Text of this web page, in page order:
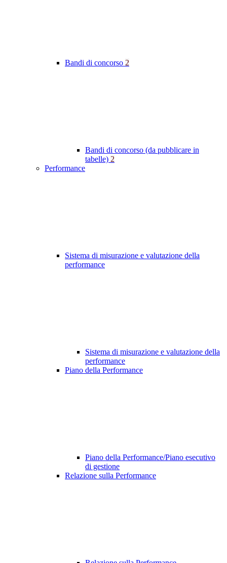
Bandi di concorso 2
Bandi di concorso (da pubblicare in
tabelle) 2
Performance
Sistema di misurazione e valutazione della
performance
Sistema di misurazione e valutazione della
performance
Piano della Performance
Piano della Performance/Piano esecutivo
di gestione
Relazione sulla Performance